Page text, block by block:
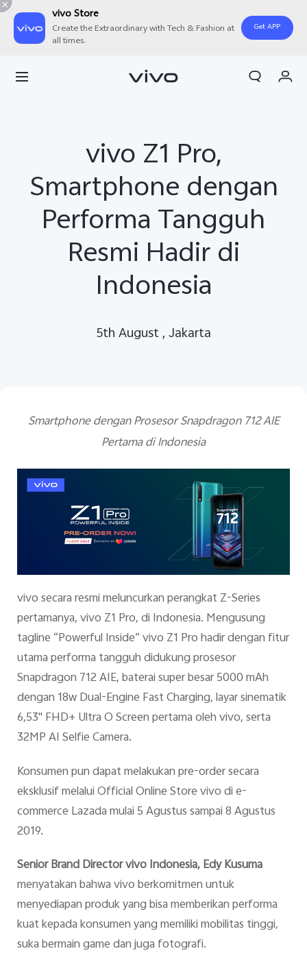
vivo Store
Create the Extraordinary with Tech & Fashion at
all times.
Get APP
Indonesia | Pilih negara/wilayah
vivo Z1 Pro,
Smartphone dengan
Performa Tangguh
Resmi Hadir di
Indonesia
5th August , Jakarta
Smartphone dengan Prosesor Snapdragon 712 AIE
Pertama di Indonesia
vivo secara resmi meluncurkan perangkat Z-Series
pertamanya, vivo Z1 Pro, di Indonesia. Mengusung
tagline “Powerful Inside” vivo Z1 Pro hadir dengan fitur
utama performa tangguh didukung prosesor
Snapdragon 712 AIE, baterai super besar 5000 mAh
dengan 18w Dual-Engine Fast Charging, layar sinematik
6,53" FHD+ Ultra O Screen pertama oleh vivo, serta
32MP AI Selfie Camera.
Konsumen pun dapat melakukan pre-order secara
eksklusif melalui Official Online Store vivo di e-
commerce Lazada mulai 5 Agustus sampai 8 Agustus
2019.
Senior Brand Director vivo Indonesia, Edy Kusuma
menyatakan bahwa vivo berkomitmen untuk
menyediapan produk yang bisa memberikan performa
kuat kepada konsumen yang memiliki mobilitas tinggi,
suka bermain game dan juga fotografi.